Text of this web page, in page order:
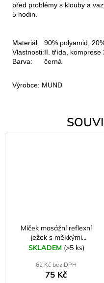
před problémy s klouby a
5 hodin.
Materiál:
90% polyamid,
Vlastnosti:II. třída, komprese
Barva:
černá
Výrobce: MUND
Míček masážní reflexní
ježek s měkkými
bodlinkami 6 cm růžový
SKLADEM (>5 ks)
62 Kč bez DPH
75 Kč